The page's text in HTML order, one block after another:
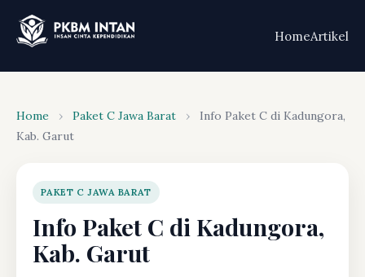
HomeArtikel
Home › Paket C Jawa Barat ›
Info Paket C di Kadungora,
Kab. Garut
PAKET C JAWA BARAT
Info Paket C di Kadungora,
Kab. Garut